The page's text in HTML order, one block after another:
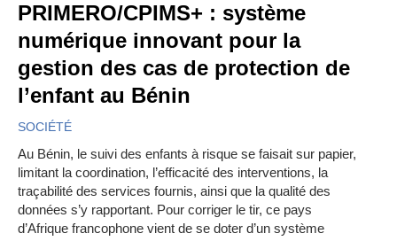
PRIMERO/CPIMS+ : système
numérique innovant pour la
gestion des cas de protection de
l’enfant au Bénin
SOCIÉTÉ
Au Bénin, le suivi des enfants à risque se faisait sur papier,
limitant la coordination, l’efficacité des interventions, la
traçabilité des services fournis, ainsi que la qualité des
données s’y rapportant. Pour corriger le tir, ce pays
d’Afrique francophone vient de se doter d’un système